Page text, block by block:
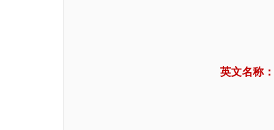
英文名称：